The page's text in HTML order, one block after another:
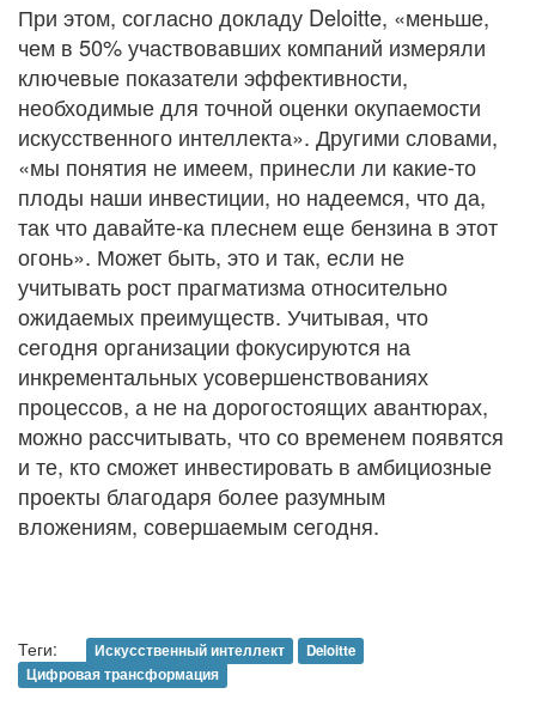
При этом, согласно докладу Deloitte, «меньше,
чем в 50% участвовавших компаний измеряли
ключевые показатели эффективности,
необходимые для точной оценки окупаемости
искусственного интеллекта». Другими словами,
«мы понятия не имеем, принесли ли какие-то
плоды наши инвестиции, но надеемся, что да,
так что давайте-ка плеснем еще бензина в этот
огонь». Может быть, это и так, если не
учитывать рост прагматизма относительно
ожидаемых преимуществ. Учитывая, что
сегодня организации фокусируются на
инкрементальных усовершенствованиях
процессов, а не на дорогостоящих авантюрах,
можно рассчитывать, что со временем появятся
и те, кто сможет инвестировать в амбициозные
проекты благодаря более разумным
вложениям, совершаемым сегодня.
Теги: Искусственный интеллект
Deloitte
Цифровая трансформация